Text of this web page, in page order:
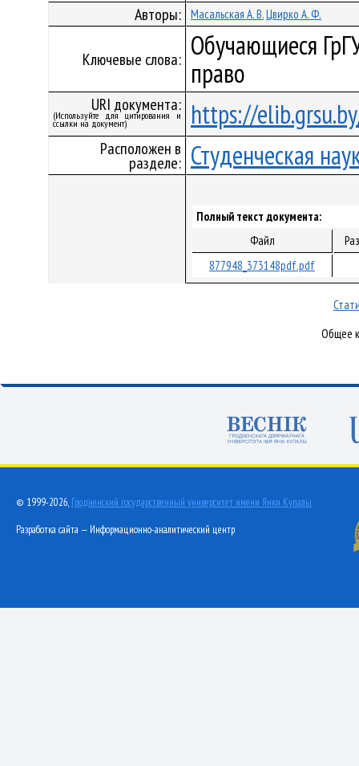
Авторы: Масальская А. В.Цвирко А. Ф.
Ключевые слова: Обучающиеся
право
URI документа:
(Используйте для цитирования и
ссылки на документ) https://
Расположен в
разделе: Студенческая
Полный текст документа:
Файл
877948_373148pdf.pdf
Общее
© 1999-2026, Гродненский государственный университет имени Янки Купалы
Разработка сайта — Информационно-аналитический центр